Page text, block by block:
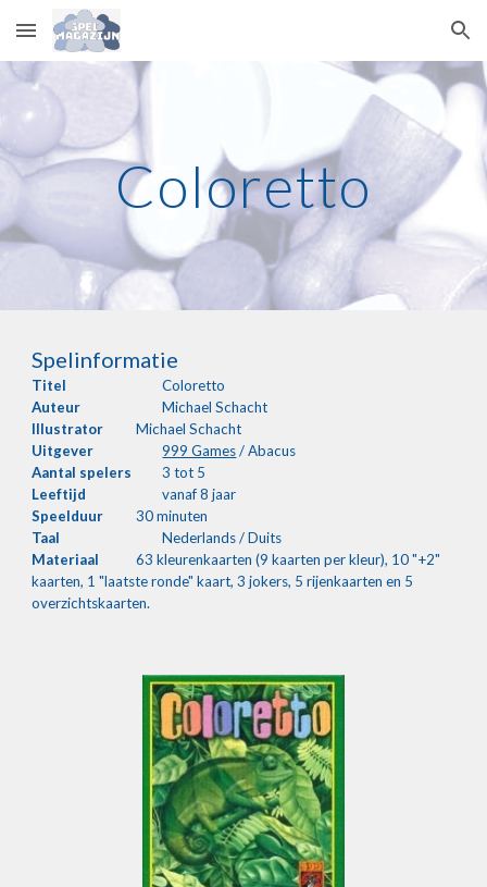
Skip to main content Skip to navigation
Coloretto
Spelinformatie
Titel
Coloretto
Auteur
Michael Schacht
Illustrator
Michael Schacht
Uitgever
999 Games / Abacus
Aantal spelers
3 tot 5
Leeftijd
vanaf 8 jaar
Speelduur
30 minuten
Taal
Nederlands / Duits
Materiaal
63 kleurenkaarten (9 kaarten per kleur), 10 "+2"
kaarten, 1 "laatste ronde" kaart, 3 jokers, 5 rijenkaarten en 5
overzichtskaarten.